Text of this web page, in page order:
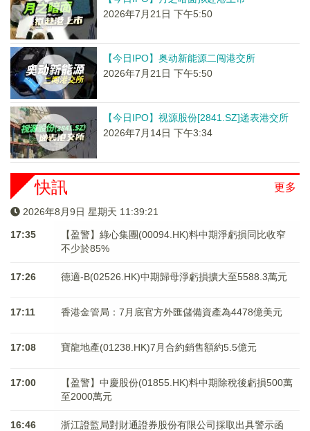
2026年7月21日 下午5:50
【今日IPO】奥动新能源二闯港交所
2026年7月21日 下午5:50
【今日IPO】视源股份[2841.SZ]递表港交所
2026年7月14日 下午3:34
更多
快訊
2026年8月9日 星期天 11:39:21
17:35
【盈警】綠心集團(00094.HK)料中期淨虧損同比收窄
不少於85%
17:26 德適-B(02526.HK)中期歸母淨虧損擴大至5588.3萬元
17:11 香港金管局：7月底官方外匯儲備資產為4478億美元
17:08 寶龍地產(01238.HK)7月合約銷售額約5.5億元
17:00
【盈警】中慶股份(01855.HK)料中期除稅後虧損500萬
至2000萬元
16:46
浙江證監局對財通證券股份有限公司採取出具警示函